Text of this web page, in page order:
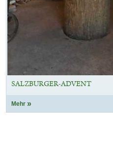
SALZBURGER-ADVENT
Mehr